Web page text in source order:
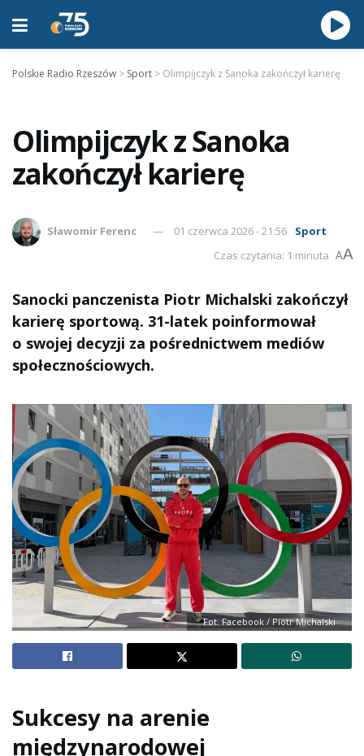
Polskie Radio Rzeszów > Sport > Olimpijczyk z Sanoka zakończył karierę
Olimpijczyk z Sanoka
zakończył karierę
Sławomir Ferenc 01 czerwca 2026 - 21:56
Sport
Czas czytania: 1 minuta AA
Sanocki panczenista Piotr Michalski zakończył
karierę sportową. 31-latek poinformował
o swojej decyzji za pośrednictwem mediów
społecznościowych.
Fot. Facebook / Piotr Michalski
Sukcesy na arenie
międzynarodowej